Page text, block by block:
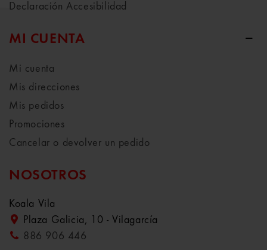
Declaración Accesibilidad
MI CUENTA
Mi cuenta
Mis direcciones
Mis pedidos
Promociones
Cancelar o devolver un pedido
NOSOTROS
Koala Vila
Plaza Galicia, 10 - Vilagarcía
886 906 446